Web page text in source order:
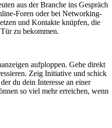
aus der Branche ins Gespräch
Foren oder bei Networking-
und Kontakte knüpfen, die
zu bekommen.
aufploppen. Gehe direkt
Zeig Initiative und schick
du dein Interesse an einer
so viel mehr erreichen, wenn